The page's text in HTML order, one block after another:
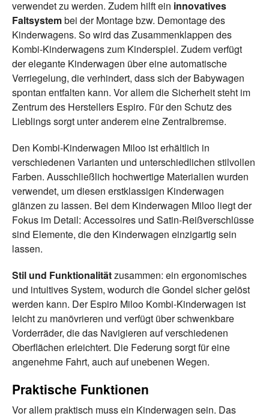
verwendet zu werden. Zudem hilft ein innovatives
Faltsystembei der Montage bzw. Demontage des
Kinderwagens. So wird das Zusammenklappen des
Kombi-Kinderwagens zum Kinderspiel. Zudem verfügt
der elegante Kinderwagen über eine automatische
Verriegelung, die verhindert, dass sich der Babywagen
spontan entfalten kann. Vor allem die Sicherheit steht im
Zentrum des Herstellers Espiro. Für den Schutz des
Lieblings sorgt unter anderem eine Zentralbremse.
Den Kombi-Kinderwagen Miloo ist erhältlich in
verschiedenen Varianten und unterschiedlichen stilvollen
Farben. Ausschließlich hochwertige Materialien wurden
verwendet, um diesen erstklassigen Kinderwagen
glänzen zu lassen. Bei dem Kinderwagen Miloo liegt der
Fokus im Detail: Accessoires und Satin-Reißverschlüsse
sind Elemente, die den Kinderwagen einzigartig sein
lassen.
Stil und Funktionalitätzusammen: ein ergonomisches
und intuitives System, wodurch die Gondel sicher gelöst
werden kann. Der Espiro Miloo Kombi-Kinderwagen ist
leicht zu manövrieren und verfügt über schwenkbare
Vorderräder, die das Navigieren auf verschiedenen
Oberflächen erleichtert. Die Federung sorgt für eine
angenehme Fahrt, auch auf unebenen Wegen.
Praktische Funktionen
Vor allem praktisch muss ein Kinderwagen sein. Das